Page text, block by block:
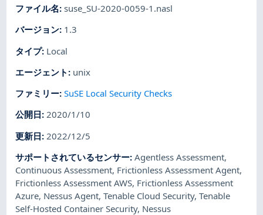
ファイル名:suse_SU-2020-0059-1.nasl
バージョン: 1.3
タイプ: Local
エージェント : unix
ファミリー:SuSE Local Security Checks
公開日:2020/1/10
更新日: 2022/12/5
サポートされているセンサー:Agentless Assessment,
Continuous Assessment, Frictionless Assessment Agent,
Frictionless Assessment AWS, Frictionless Assessment
Azure, Nessus Agent,Tenable Cloud Security,Tenable
Self-Hosted Container Security, Nessus